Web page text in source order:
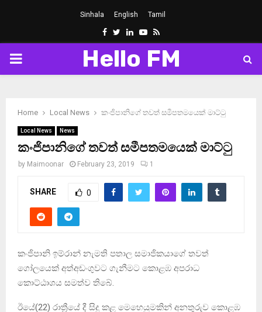
Sinhala English Tamil
Facebook
Twitter
LinkedinYoutube
Rss
PRIMARY
Hello FM
Home Local News කංජිපානිගේ තවත් සමීපතමයෙක් මාට්ටු
Local News News
කංජිපානිගේ තවත් සමීපතමයෙක් මාට්ටු
by Maimoonar February 23, 2019 1
SHARE 0
කංජිපානි ඉම්රාන් නැමති පතාල සමාජිකයාගේ තවත්
ගෝලයෙක් අත්අඩංගුවට ගැනීමට කොළඹ අපරාධ
කොට්ඨාශය සමත්ව තිබේ.
ඊයේ(22) රාත්‍රීයේ දී සිදු කළ මෙහෙයුමකින් අනතුරුව කොළඹ